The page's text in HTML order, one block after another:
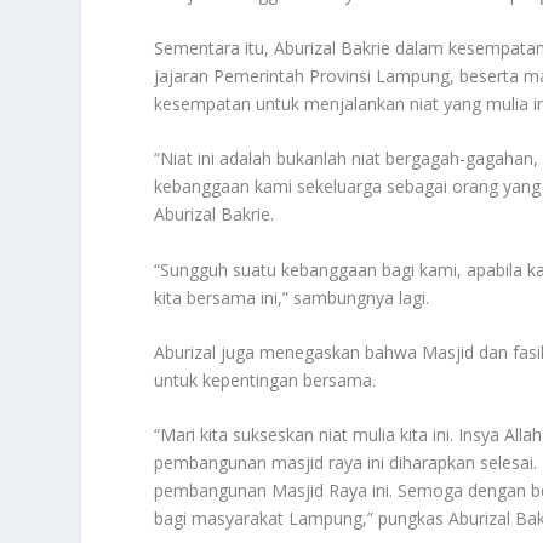
Sementara itu, Aburizal Bakrie dalam
jajaran Pemerintah Provinsi Lampung, beserta
kesempatan untuk menjalankan niat yang mulia
“Niat ini adalah bukanlah niat bergagah-
kebanggaan kami sekeluarga sebagai orang
Aburizal Bakrie.
“Sungguh suatu kebanggaan bagi kami, apabila
kita bersama ini,” sambungnya lagi.
Aburizal juga menegaskan bahwa Masjid dan
untuk kepentingan bersama.
“Mari kita sukseskan niat mulia kita ini. Insya
pembangunan masjid raya ini diharapkan
pembangunan Masjid Raya ini. Semoga dengan
bagi masyarakat Lampung,” pungkas Aburizal